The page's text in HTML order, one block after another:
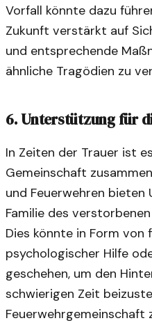
Vorfall könnte dazu
Zukunft verstärkt auf
und entsprechende
ähnliche Tragödien zu
6. Unterstützung für
In Zeiten der Trauer ist
Gemeinschaft
und Feuerwehren
Familie des
Dies könnte in Form
psychologischer Hilfe
geschehen, um den
schwierigen Zeit
Feuerwehrgemeinschaft